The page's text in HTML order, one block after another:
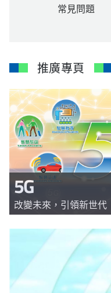
常見問題
推廣專頁
5G
改變未來，引領新世代